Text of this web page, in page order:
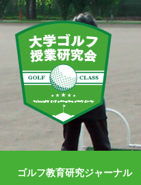
ゴルフ教育研究ジャーナル